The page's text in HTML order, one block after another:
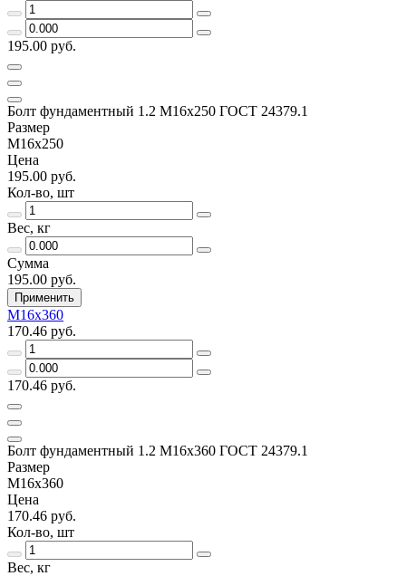
195.00 руб.
Болт фундаментный 1.2 М16х250 ГОСТ 24379.1
Размер
М16х250
Цена
195.00 руб.
Кол-во, шт
Вес, кг
Сумма
195.00 руб.
Применить
М16х360
170.46 руб.
170.46 руб.
Болт фундаментный 1.2 М16х360 ГОСТ 24379.1
Размер
М16х360
Цена
170.46 руб.
Кол-во, шт
Вес, кг